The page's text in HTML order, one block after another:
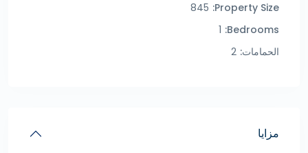
Property Size:
845
Bedrooms:
1
الحمامات: 2
مزايا